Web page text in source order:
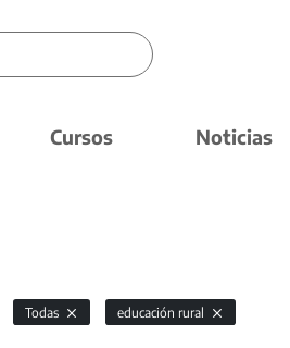
Cursos Noticias
Todas educación rural